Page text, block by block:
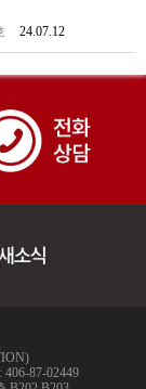
24.07.12
87-02449